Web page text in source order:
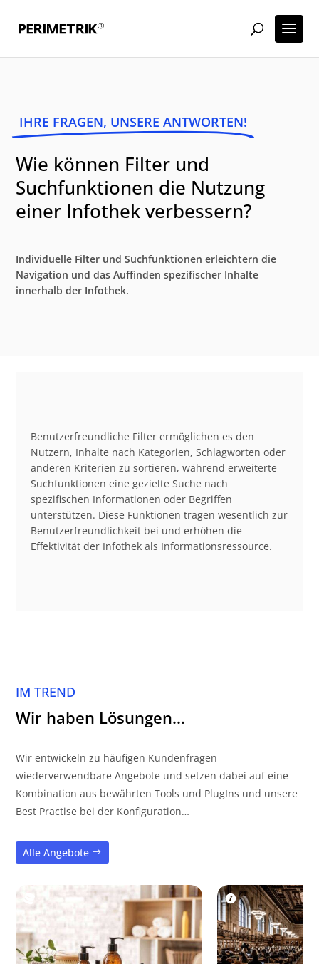
IHRE FRAGEN, UNSERE ANTWORTEN!
Wie können Filter und
Suchfunktionen die Nutzung
einer Infothek verbessern?
Individuelle Filter und Suchfunktionen erleichtern die
Navigation und das Auffinden spezifischer Inhalte
innerhalb der Infothek.
Benutzerfreundliche Filter ermöglichen es den
Nutzern, Inhalte nach Kategorien, Schlagworten oder
anderen Kriterien zu sortieren, während erweiterte
Suchfunktionen eine gezielte Suche nach
spezifischen Informationen oder Begriffen
unterstützen. Diese Funktionen tragen wesentlich zur
Benutzerfreundlichkeit bei und erhöhen die
Effektivität der Infothek als Informationsressource.
IM TREND
Wir haben Lösungen…
Wir entwickeln zu häufigen Kundenfragen
wiederverwendbare Angebote und setzen dabei auf eine
Kombination aus bewährten Tools und PlugIns und unsere
Best Practise bei der Konfiguration…
Alle Angebote